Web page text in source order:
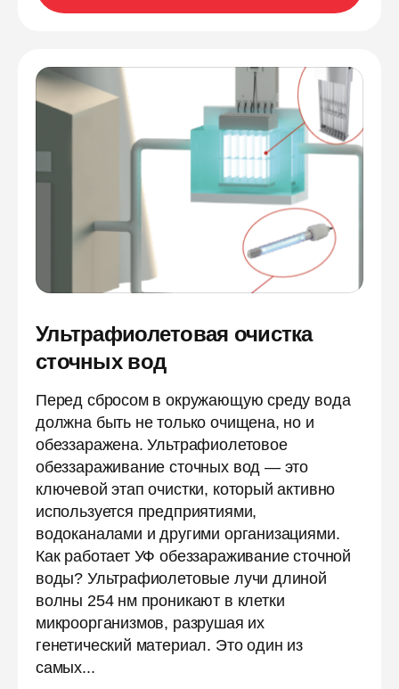
Ультрафиолетовая очистка
сточных вод
Перед сбросом в окружающую среду вода
должна быть не только очищена, но и
обеззаражена. Ультрафиолетовое
обеззараживание сточных вод — это
ключевой этап очистки, который активно
используется предприятиями,
водоканалами и другими организациями.
Как работает УФ обеззараживание сточной
воды? Ультрафиолетовые лучи длиной
волны 254 нм проникают в клетки
микроорганизмов, разрушая их
генетический материал. Это один из
самых...